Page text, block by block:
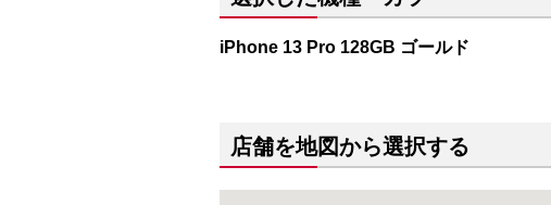
iPhone 13 Pro 128GB ゴールド
店舗を地図から選択する